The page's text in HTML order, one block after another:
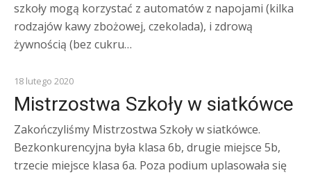
szkoły mogą korzystać z automatów z napojami (kilka
rodzajów kawy zbożowej, czekolada), i zdrową
żywnością (bez cukru…
Z ŻYCIA SZKOŁY
18 lutego 2020
Mistrzostwa Szkoły w siatkówce
Zakończyliśmy Mistrzostwa Szkoły w siatkówce.
Bezkonkurencyjna była klasa 6b, drugie miejsce 5b,
trzecie miejsce klasa 6a. Poza podium uplasowała się